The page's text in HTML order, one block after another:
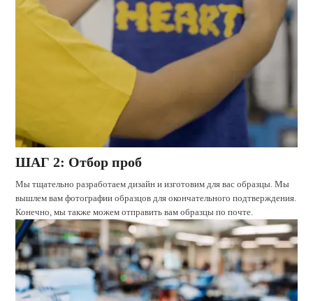
ШАГ 2: Отбор проб
Мы тщательно разработаем дизайн и изготовим для вас образцы. Мы
вышлем вам фотографии образцов для окончательного подтверждения.
Конечно, мы также можем отправить вам образцы по почте.